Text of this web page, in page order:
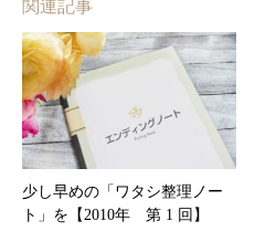
関連記事
少し早めの「ワタシ整理ノー
ト」を【2010年 第 1 回】